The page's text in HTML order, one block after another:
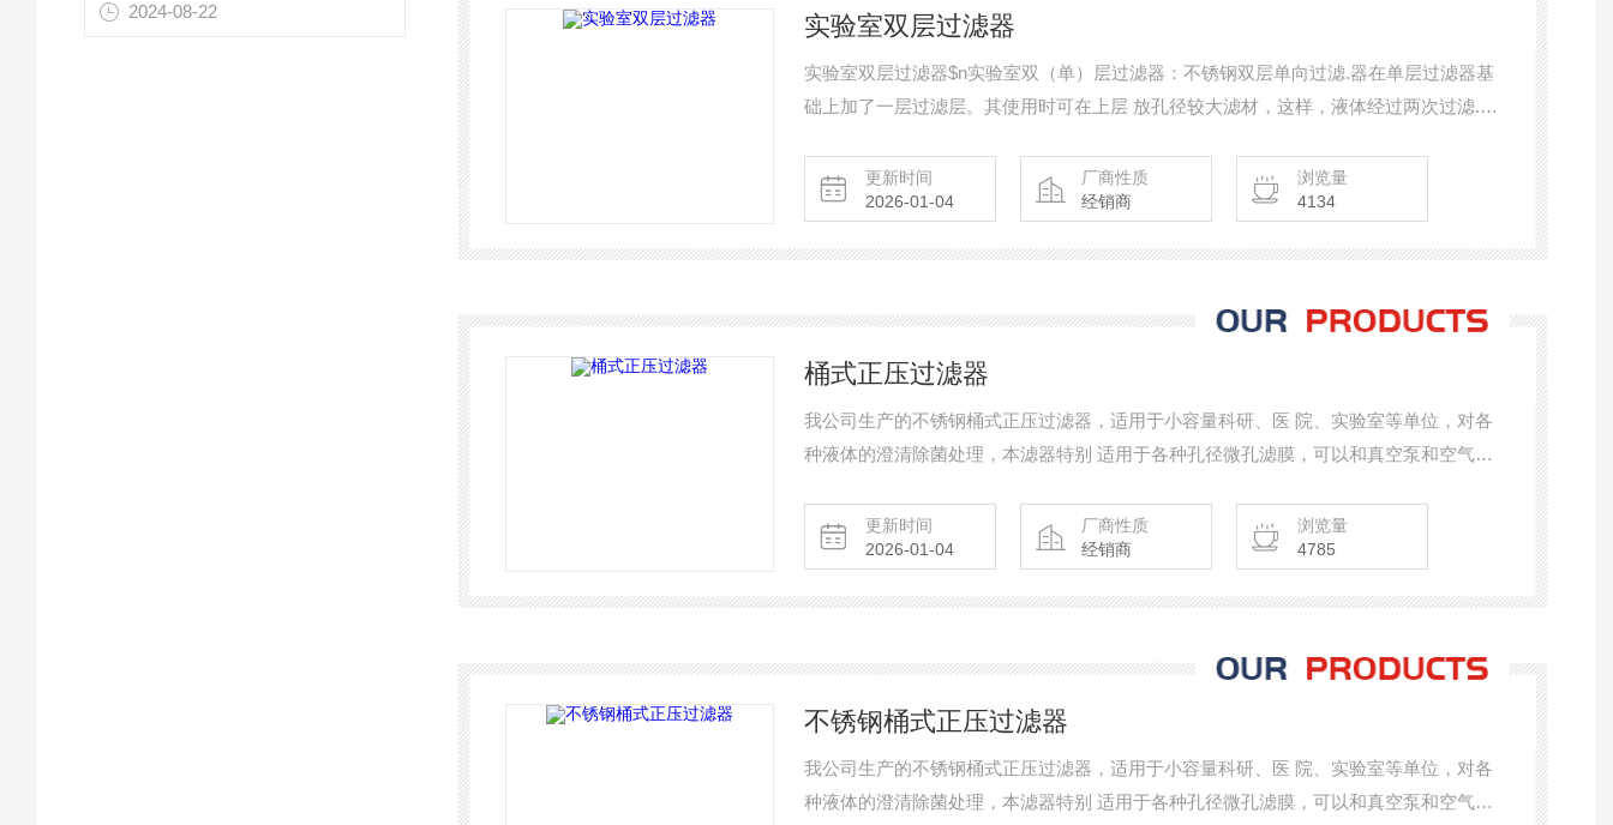
2024-08-22
实验室双层过滤器
实验室双层过滤器$n实验室双（单）层过滤器：不锈钢双层单向过滤.器在单层过滤器基
础上加了一层过滤层。其使用时可在上层 放孔径较大滤材，这样，液体经过两次过滤.精
更新时间
2026-01-04
厂商性质
经销商
浏览量
4134
桶式正压过滤器
我公司生产的不锈钢桶式正压过滤器，适用于小容量科研、医 院、实验室等单位，对各
种液体的澄清除菌处理，本滤器特别 适用于各种孔径微孔滤膜，可以和真空泵和空气压
员解决少量液体过滤化验的好帮手。
更新时间
2026-01-04
厂商性质
经销商
浏览量
4785
不锈钢桶式正压过滤器
我公司生产的不锈钢桶式正压过滤器，适用于小容量科研、医 院、实验室等单位，对各
种液体的澄清除菌处理，本滤器特别 适用于各种孔径微孔滤膜，可以和真空泵和空气压